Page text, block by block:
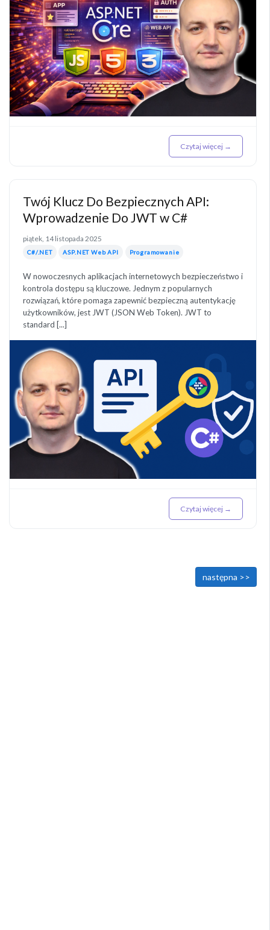
Czytaj więcej →
Twój Klucz Do Bezpiecznych API:
Wprowadzenie Do JWT w C#
piątek, 14 listopada 2025
C#/.NET ASP.NET Web API Programowanie
W nowoczesnych aplikacjach internetowych bezpieczeństwo i
kontrola dostępu są kluczowe. Jednym z popularnych
rozwiązań, które pomaga zapewnić bezpieczną autentykację
użytkowników, jest JWT (JSON Web Token). JWT to
standard [...]
Czytaj więcej →
następna >>